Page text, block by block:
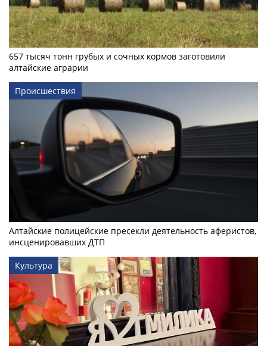
657 тысяч тонн грубых и сочных кормов заготовили
алтайские аграрии
Происшествия
Алтайские полицейские пресекли деятельность аферистов,
инсценировавших ДТП
Культура